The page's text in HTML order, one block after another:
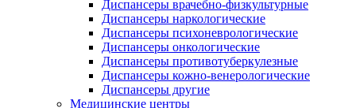
Диспансеры врачебно-физкультурные
Диспансеры наркологические
Диспансеры психоневрологические
Диспансеры онкологические
Диспансеры противотуберкулезные
Диспансеры кожно-венерологические
Диспансеры другие
Медицинские центры